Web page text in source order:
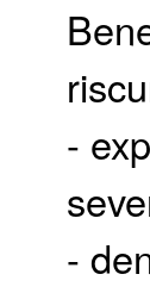
-
-